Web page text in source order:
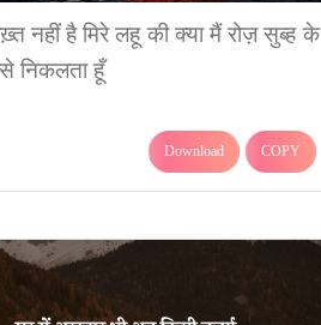
नहीं है मिरे लहू की क्या मैं रोज़ सुब्ह के
निकलता हूँ
Download COPY